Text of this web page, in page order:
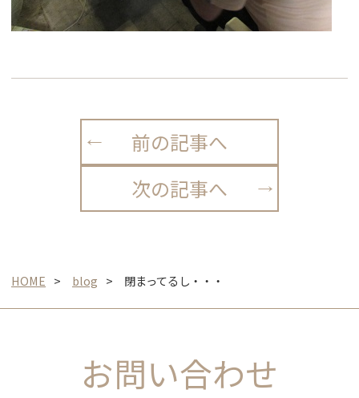
前の記事へ
次の記事へ
HOME blog 閉まってるし・・・
お問い合わせ